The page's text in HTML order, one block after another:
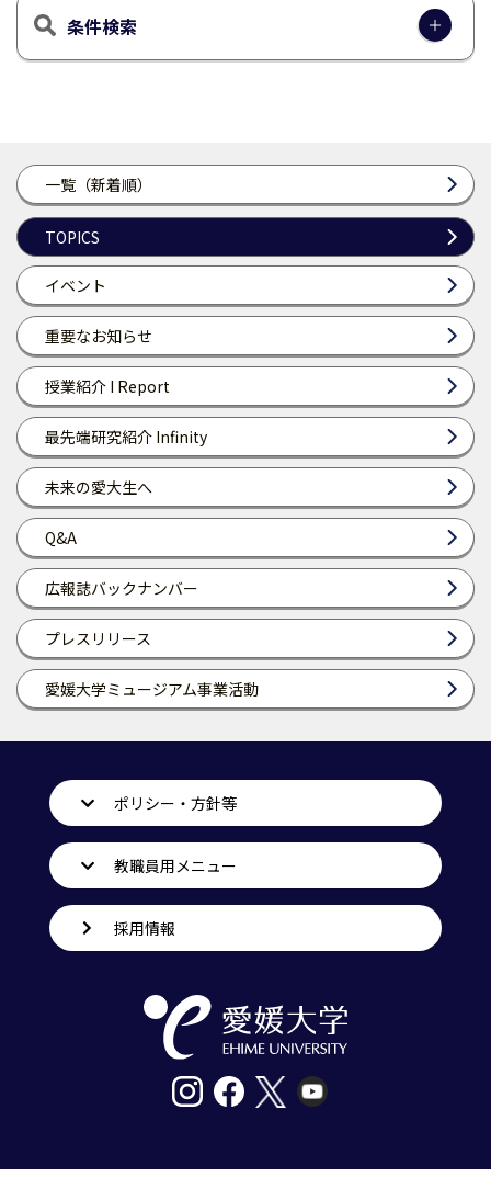
一覧（新着順）
TOPICS
イベント
重要なお知らせ
授業紹介 I Report
最先端研究紹介 Infinity
未来の愛大生へ
Q&A
広報誌バックナンバー
プレスリリース
愛媛大学ミュージアム事業活動
条件検索
ポリシー・方針等
教職員用メニュー
採用情報